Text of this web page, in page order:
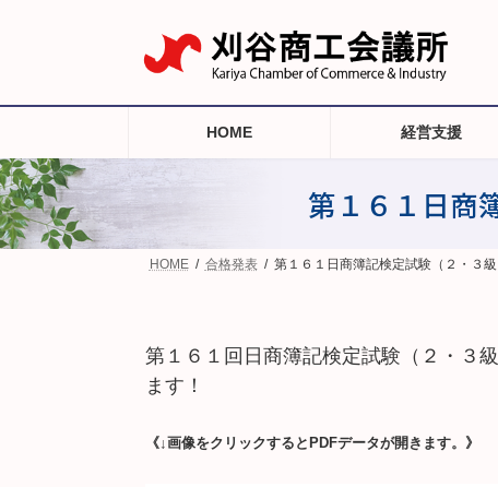
ツ
キ
ッ
プ
シ
に
移
動
HOME 経営支援
第１６１日商
HOME 合格発表 第１６１日商簿記検定試験（２・３
第１６１ 回日商簿記検定試験（２・３
ます！
《↓画像をクリックするとPDFデータが開きます。》